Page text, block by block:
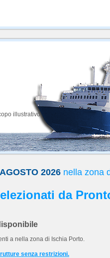
illustrativo.
2026nella zona
da
a nella zona di Ischia Porto.
senza restrizioni.